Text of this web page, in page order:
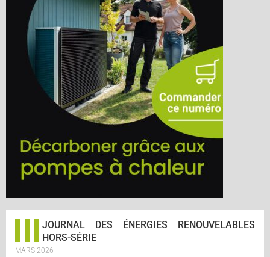
JOURNAL DES ÉNERGIES RENOUVELABLES
HORS-SÉRIE
MARS 2026